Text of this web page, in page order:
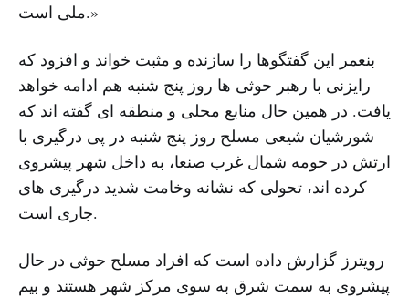
ملی است.»
بنعمر این گفتگوها را سازنده و مثبت خواند و افزود که
رایزنی با رهبر حوثی ها روز پنج شنبه هم ادامه خواهد
یافت. در همین حال منابع محلی و منطقه ای گفته اند که
شورشیان شیعی مسلح روز پنج شنبه در پی درگیری با
ارتش در حومه شمال غرب صنعا، به داخل شهر پیشروی
کرده اند، تحولی که نشانه وخامت شدید درگیری های
جاری است.
رویترز گزارش داده است که افراد مسلح حوثی در حال
پیشروی به سمت شرق به سوی مرکز شهر هستند و بیم